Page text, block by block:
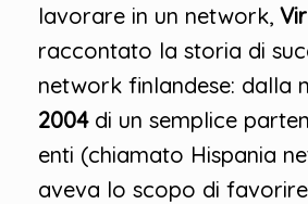
lavorare in un network,
raccontato la storia di
network finlandese: dalla
2004di un semplice
enti (chiamato Hispania
aveva lo scopo di